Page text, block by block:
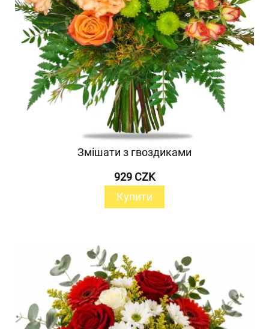
Змішати з гвоздиками
929 CZK
Купити